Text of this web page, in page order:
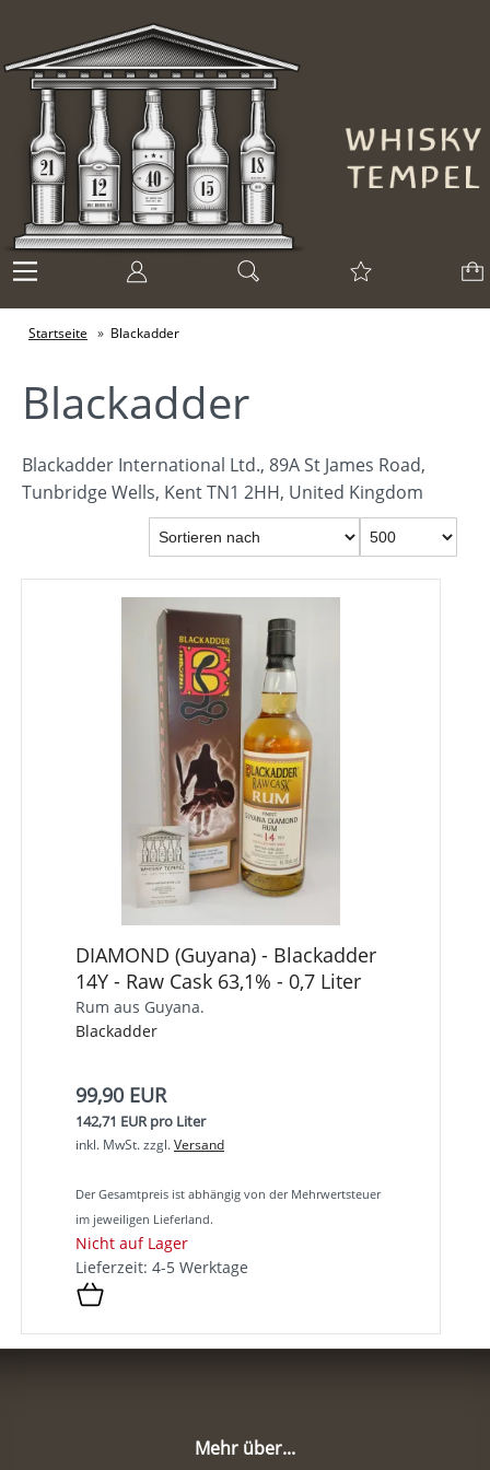
Startseite » Blackadder
Blackadder
Blackadder International Ltd., 89A St James Road,
Tunbridge Wells, Kent TN1 2HH, United Kingdom
DIAMOND (Guyana) - Blackadder
14Y - Raw Cask 63,1% - 0,7 Liter
Rum aus Guyana.
Blackadder
99,90 EUR
142,71 EUR pro Liter
inkl. MwSt.zzgl.Versand
Der Gesamtpreis ist abhängig von der Mehrwertsteuer
im jeweiligen Lieferland.
Nicht auf Lager
Lieferzeit: 4-5 Werktage
Mehr über...